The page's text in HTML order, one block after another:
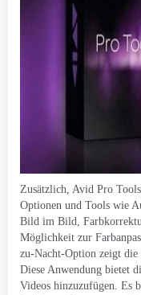
Zusätzlich, Avid Pro
Optionen und Tools wie
Bild im Bild,
Möglichkeit zur
zu-Nacht-Option zeigt die
Diese Anwendung bietet
Videos hinzuzufügen. Es